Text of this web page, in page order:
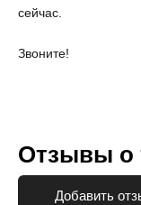
сейчас.
Звоните!
Отзывы о
Добавить